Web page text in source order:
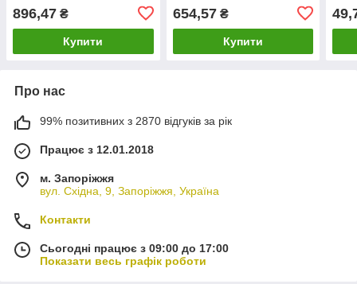
896,47 ₴
Купити
654,57₴
Купити
Про нас
99% позитивних з 2870 відгуків за рік
Працює з 12.01.2018
м. Запоріжжя
вул. Східна, 9, Запоріжжя, Україна
Контакти
Сьогодні працює з 09:00 до 17:00
Показати весь графік роботи